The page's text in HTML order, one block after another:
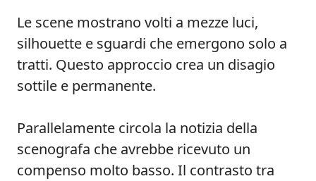
Le scene mostrano volti a mezze luci,
silhouette e sguardi che emergono solo a
tratti. Questo approccio crea un disagio
sottile e permanente.
Parallelamente circola la notizia della
scenografa che avrebbe ricevuto un
compenso molto basso. Il contrasto tra